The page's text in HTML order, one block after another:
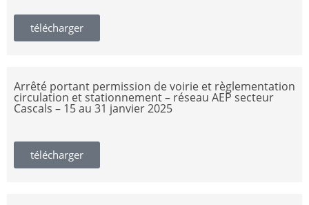
télécharger
Arrêté portant permission de voirie et règlementation
circulation et stationnement – réseau AEP secteur
Cascals – 15 au 31 janvier 2025
télécharger